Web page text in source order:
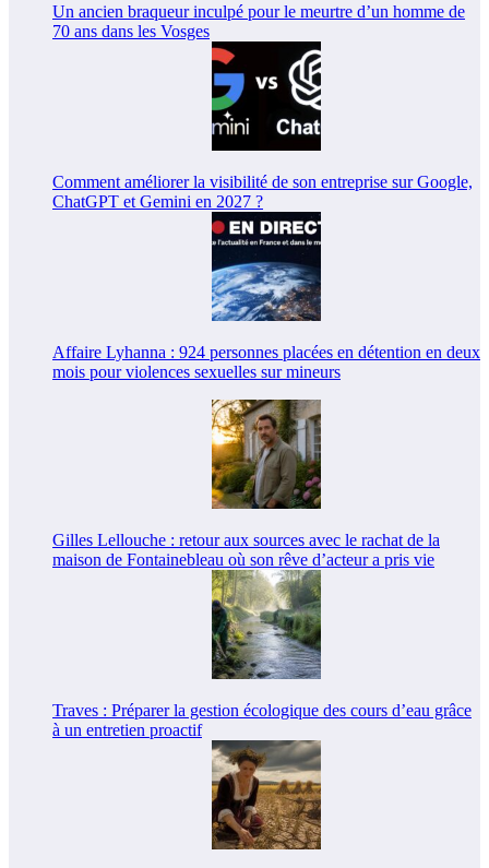
Un ancien braqueur inculpé pour le meurtre d’un homme de
70 ans dans les Vosges
Comment améliorer la visibilité de son entreprise sur Google,
ChatGPT et Gemini en 2027 ?
Affaire Lyhanna : 924 personnes placées en détention en deux
mois pour violences sexuelles sur mineurs
Gilles Lellouche : retour aux sources avec le rachat de la
maison de Fontainebleau où son rêve d’acteur a pris vie
Traves : Préparer la gestion écologique des cours d’eau grâce
à un entretien proactif